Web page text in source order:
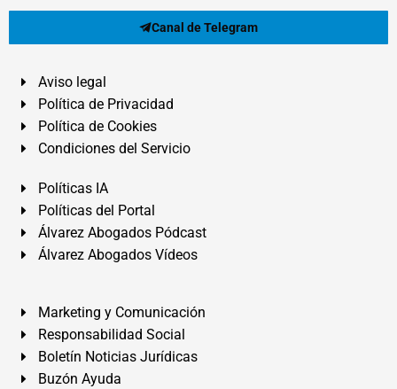
Canal de Telegram
Aviso legal
Política de Privacidad
Política de Cookies
Condiciones del Servicio
Políticas IA
Políticas del Portal
Álvarez Abogados Pódcast
Álvarez Abogados Vídeos
Marketing y Comunicación
Responsabilidad Social
Boletín Noticias Jurídicas
Buzón Ayuda